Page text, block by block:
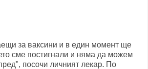
за ваксини и в един момент ще
сме постигнали и няма да можем
посочи личният лекар. По